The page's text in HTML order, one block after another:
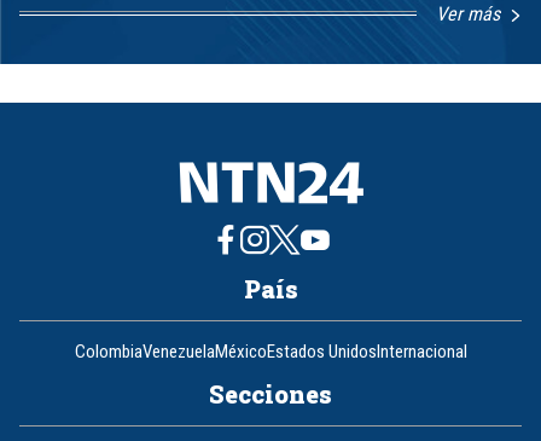
Ver más
8
País
ColombiaVenezuelaMéxicoEstados UnidosInternacional
Secciones